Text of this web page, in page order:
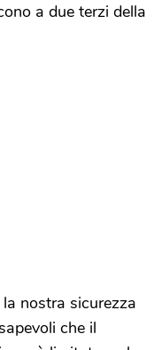
a due terzi della
nostra sicurezza
che il